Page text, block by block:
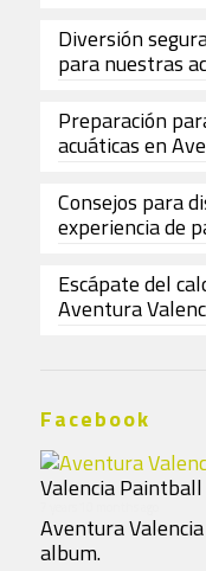
Diversión
para nuestras
Preparación
acuáticas en
Consejos para
experiencia de
Escápate del
Aventura
Facebook
Valencia Paintball
Aventura
album.